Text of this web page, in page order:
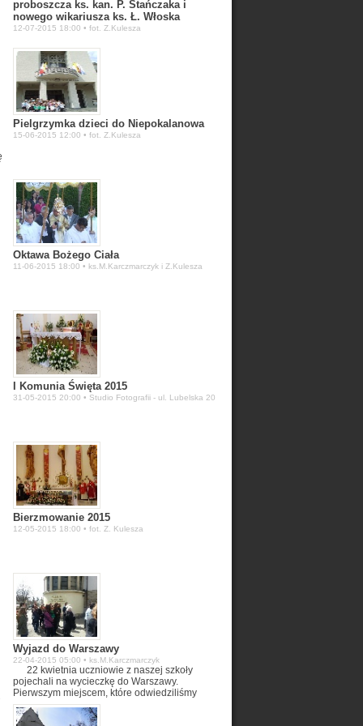
proboszcza ks. kan. P. Stańczaka i
nowego wikariusza ks. Ł. Włoska
12-07-2015 18:00 • fot. Z.Kulesza
Pielgrzymka dzieci do Niepokalanowa
15-06-2015 12:00 • fot. Z.Kulesza
Oktawa Bożego Ciała
11-06-2015 18:00 • ks.M.Karczmarczyk i Z.Kulesza
I Komunia Święta 2015
31-05-2015 20:00 • Studio Fotografii - ul. Lubelska 20
Bierzmowanie 2015
12-05-2015 18:00 • fot. Z. Kulesza
Wyjazd do Warszawy
22-04-2015 05:00 • ks.M.Karczmarczyk
22 kwietnia uczniowie z naszej szkoły
pojechali na wycieczkę do Warszawy.
Pierwszym miejscem, które odwiedziliśmy
było Sanktuarium św. Stanisława Kostki, gdzie
zwiedziliśmy muzeum poświęcone bł. ks.